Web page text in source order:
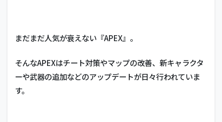
まだまだ人気が衰えない『APEX』。
そんなAPEXはチート対策やマップの改善、新キャラクタ
ーや武器の追加などのアップデートが日々行われていま
す。